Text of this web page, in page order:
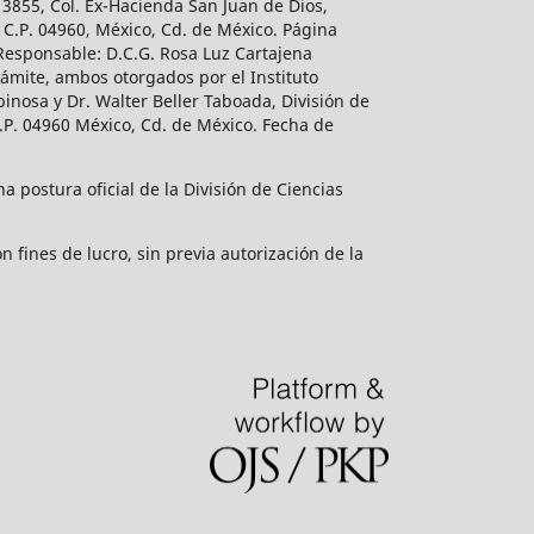
Col. Ex-Hacienda San Juan de Dios,
04960, México, Cd. de México. Página
D.C.G. Rosa Luz Cartajena
ambos otorgados por el Instituto
y Dr. Walter Beller Taboada, División de
04960 México, Cd. de México. Fecha de
postura oficial de la División de Ciencias
fines de lucro, sin previa autorización de la